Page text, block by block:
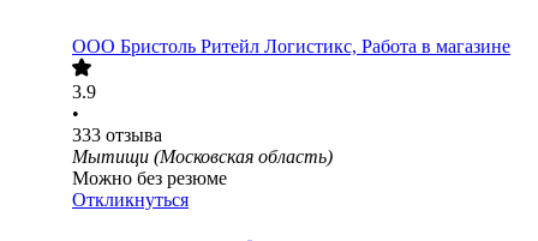
ООО Бристоль Ритейл Логистикс, Работа в магазине
3.9
•
333 отзыва
Мытищи (Московская область)
Можно без резюме
Откликнуться